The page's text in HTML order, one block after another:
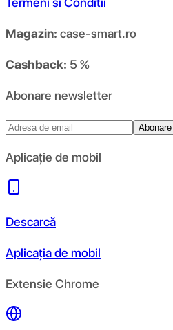
Magazin: case-smart.ro
Cashback: 5 %
Abonare newsletter
Abonare
Aplicație de mobil
Descarcă
Aplicația de mobil
Extensie Chrome